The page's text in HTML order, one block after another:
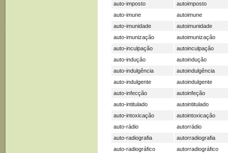
auto-imposto
autoimposto
auto-imune
autoimune
auto-imunidade
autoimunidade
auto-imunização
autoimunização
auto-inculpação
autoinculpação
auto-indução
autoindução
auto-indulgência
autoindulgência
auto-indulgente
autoindulgente
auto-infecção
autoinfeção
auto-intitulado
autointitulado
auto-intoxicação
autointoxicação
auto-rádio
autorrádio
auto-radiografia
autorradiografia
auto-radiográfico
autorradiográfico